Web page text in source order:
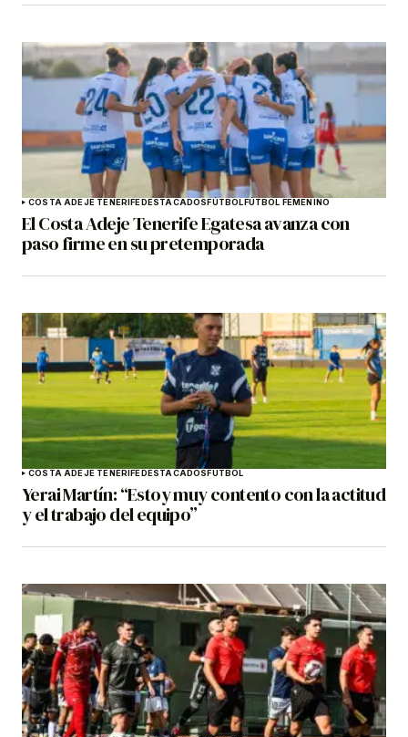
COSTA ADEJE TENERIFEDESTACADOSFÚTBOLFÚTBOL FEMENINO
El Costa Adeje Tenerife Egatesa avanza con
paso firme en su pretemporada
COSTA ADEJE TENERIFEDESTACADOSFÚTBOL
Yerai Martín: “Estoy muy contento con la actitud
y el trabajo del equipo”